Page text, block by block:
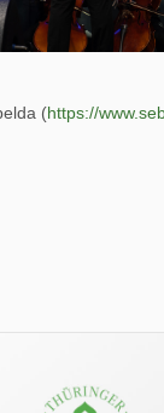
(https://